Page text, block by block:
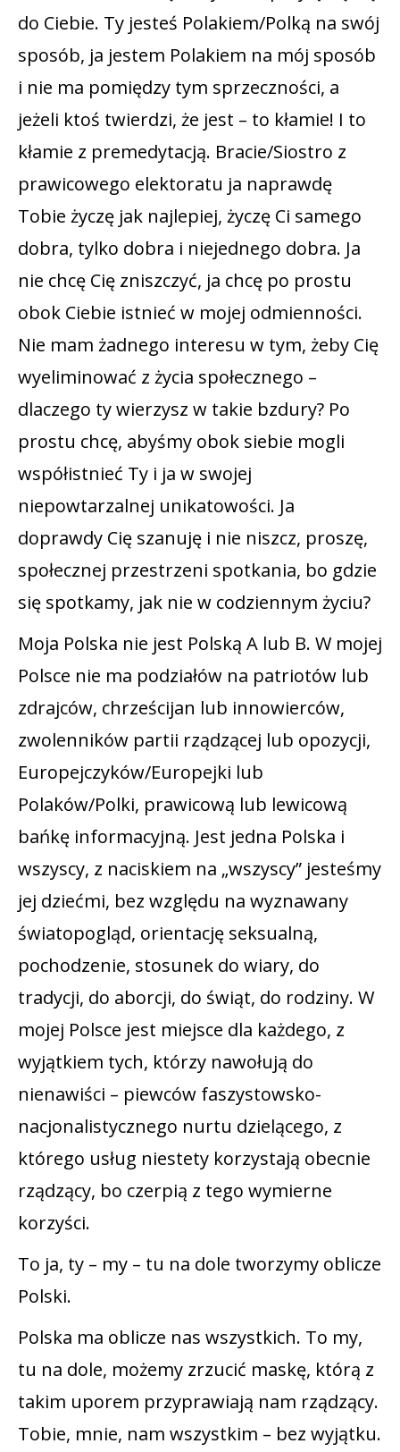
do Ciebie. Ty jesteś Polakiem/Polką na swój
sposób, ja jestem Polakiem na mój sposób
i nie ma pomiędzy tym sprzeczności, a
jeżeli ktoś twierdzi, że jest – to kłamie! I to
kłamie z premedytacją. Bracie/Siostro z
prawicowego elektoratu ja naprawdę
Tobie życzę jak najlepiej, życzę Ci samego
dobra, tylko dobra i niejednego dobra. Ja
nie chcę Cię zniszczyć, ja chcę po prostu
obok Ciebie istnieć w mojej odmienności.
Nie mam żadnego interesu w tym, żeby Cię
wyeliminować z życia społecznego –
dlaczego ty wierzysz w takie bzdury? Po
prostu chcę, abyśmy obok siebie mogli
współistnieć Ty i ja w swojej
niepowtarzalnej unikatowości. Ja
doprawdy Cię szanuję i nie niszcz, proszę,
społecznej przestrzeni spotkania, bo gdzie
się spotkamy, jak nie w codziennym życiu?
Moja Polska nie jest Polską A lub B. W mojej
Polsce nie ma podziałów na patriotów lub
zdrajców, chrześcijan lub innowierców,
zwolenników partii rządzącej lub opozycji,
Europejczyków/Europejki lub
Polaków/Polki, prawicową lub lewicową
bańkę informacyjną. Jest jedna Polska i
wszyscy, z naciskiem na „wszyscy” jesteśmy
jej dziećmi, bez względu na wyznawany
światopogląd, orientację seksualną,
pochodzenie, stosunek do wiary, do
tradycji, do aborcji, do świąt, do rodziny. W
mojej Polsce jest miejsce dla każdego, z
wyjątkiem tych, którzy nawołują do
nienawiści – piewców faszystowsko-
nacjonalistycznego nurtu dzielącego, z
którego usług niestety korzystają obecnie
rządzący, bo czerpią z tego wymierne
korzyści.
To ja, ty – my – tu na dole tworzymy oblicze
Polski.
Polska ma oblicze nas wszystkich. To my,
tu na dole, możemy zrzucić maskę, którą z
takim uporem przyprawiają nam rządzący.
Tobie, mnie, nam wszystkim – bez wyjątku.